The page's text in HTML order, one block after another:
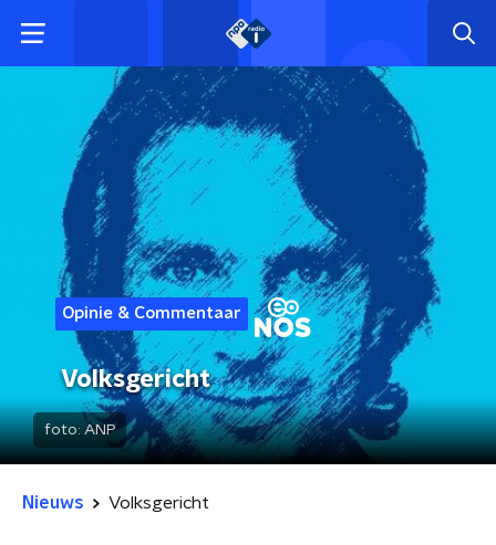
Opinie & Commentaar
Volksgericht
foto: ANP
Nieuws Volksgericht